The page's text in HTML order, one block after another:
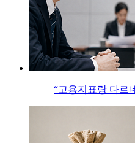
“고용지표랑 다르